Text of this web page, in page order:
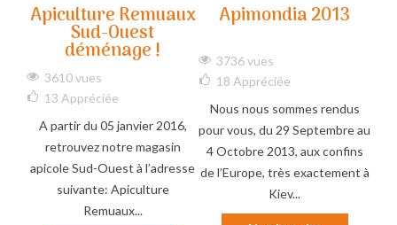
Apiculture Remuaux
Sud-Ouest
déménage !
3610 vues
13 Appréciée
A partir du 05 janvier 2016,
retrouvez notre magasin
apicole Sud-Ouest à l’adresse
suivante: Apiculture
Remuaux...
Apimondia 2013
3736 vues
18 Appréciée
Nous nous sommes rendus
pour vous, du 29 Septembre au
4 Octobre 2013, aux confins
de l’Europe, très exactement à
Kiev...